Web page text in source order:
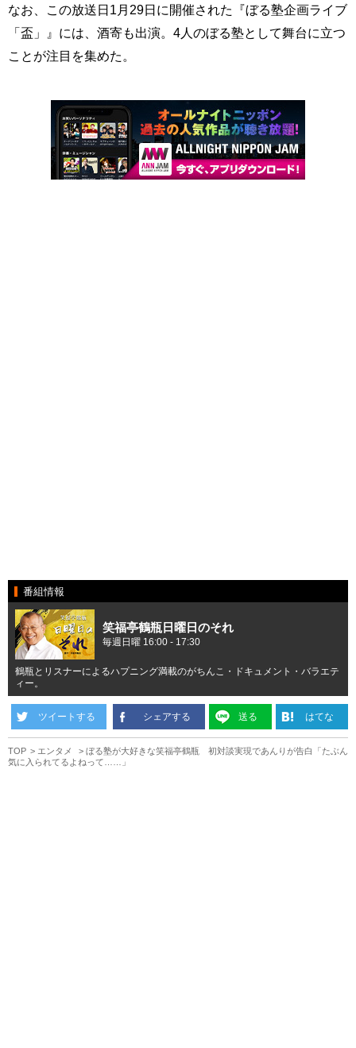
なお、この放送日1月29日に開催された『ぼる塾企画ライブ
「盃」』には、酒寄も出演。4人のぼる塾として舞台に立つ
ことが注目を集めた。
番組情報
笑福亭鶴瓶日曜日のそれ
毎週日曜 16:00 - 17:30
鶴瓶とリスナーによるハプニング満載のがちんこ・ドキュメント・バラエテ
ィー。
ツイートする シェアする 送る はてな
TOP エンタメ
ぼる塾が大好きな笑福亭鶴瓶 初対談実現であんりが告白「たぶん
気に入られてるよねって……」